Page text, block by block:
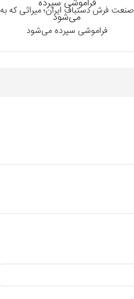
صنعت فرش دستباف ایران؛ میراثی که به
فراموشی سپرده می‌شود